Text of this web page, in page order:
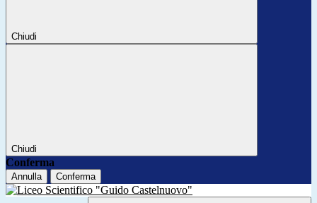
Chiudi
Chiudi
Conferma
Annulla Conferma